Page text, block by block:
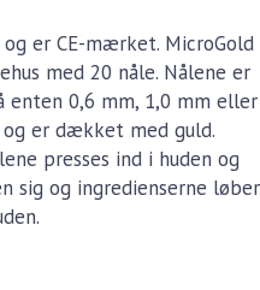
er CE-mærket. MicroGold
med 20 nåle. Nålene er
0,6 mm, 1,0 mm eller
er dækket med guld.
presses ind i huden og
sig og ingredienserne løber